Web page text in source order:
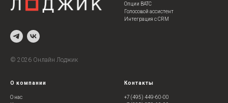
© 202 6 Онлайн Лоджик
Опции ВАТС
Голосовой ассистент
Интеграция с CRM
О компании
О нас
Контакты
+7 (495) 449-60-00